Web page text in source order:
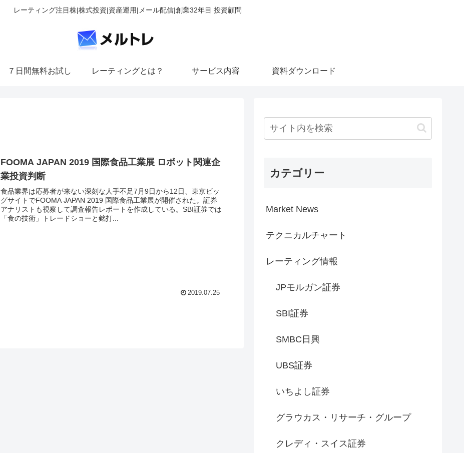
レーティング注目株|株式投資|資産運用|メール配信|創業32年目 投資顧問
７日間無料お試し レーティングとは？ サービス内容 資料ダウンロード
FOOMA JAPAN 2019 国際食品工業展 ロボット関連企
業投資判断
食品業界は応募者が来ない深刻な人手不足7月9日から12日、東京ビッ
グサイトでFOOMA JAPAN 2019 国際食品工業展が開催された。証券
アナリストも視察して調査報告レポートを作成している。SBI証券では
「食の技術」トレードショーと銘打...
2019.07.25
カテゴリー
Market News
テクニカルチャート
レーティング情報
JPモルガン証券
SBI証券
SMBC日興
UBS証券
いちよし証券
グラウカス・リサーチ・グループ
クレディ・スイス証券